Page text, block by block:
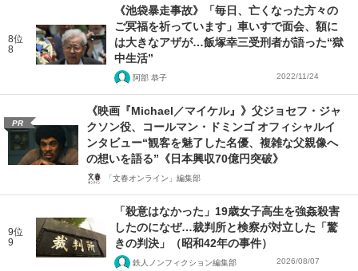
8位
8
《池袋暴走事故》「毎日、亡くなった方々の
ご冥福を祈っています」車いすで面会、額に
は大きなアザが…飯塚幸三受刑者が語った“獄
中生活”
阿部 恭子 2022/11/24
PR
《映画『Michael／マイケル』》父ジョセフ・ジャ
クソン役、コールマン・ドミンゴ オフィシャルイ
ンタビュー“観客を魅了した名優、複雑な父親像へ
の想いを語る”《日本興収70億円突破》
「文春オンライン」編集部
9位
9
「殺意はなかった」19歳女子高生を強姦殺害
したのになぜ…裁判所と検察が対立した「驚
きの判決」（昭和42年の事件）
鉄人ノンフィクション編集部 2026/08/07